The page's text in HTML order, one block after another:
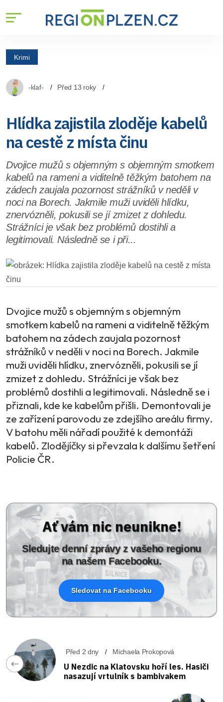
Krimi
-klaf- Před 13 roky
Hlídka zajistila zloděje kabelů
na cestě z místa činu
Dvojice mužů s objemným s objemným smotkem
kabelů na rameni a viditelně těžkým batohem na
zádech zaujala pozornost strážníků v neděli v
noci na Borech. Jakmile muži uviděli hlídku,
znervózněli, pokusili se jí zmizet z dohledu.
Strážníci je však bez problémů dostihli a
legitimovali. Následně se i při...
Dvojice mužů s objemným s objemným
smotkem kabelů na rameni a viditelně těžkým
batohem na zádech zaujala pozornost
strážníků v neděli v noci na Borech. Jakmile
muži uviděli hlídku, znervózněli, pokusili se jí
zmizet z dohledu. Strážníci je však bez
problémů dostihli a legitimovali. Následně se i
přiznali, kde ke kabelům přišli. Demontovali je
ze zařízení parovodu ze zdejšího areálu firmy.
V batohu měli nářadí použité k demontáži
kabelů. Zlodějíčky si převzala k dalšímu šetření
Policie ČR.
Ať vám nic neunikne!
Sledujte denní zprávy z vašeho regionu
na našem Facebooku.
Sledovat na Facebooku
Před 2 dny Michaela Prokopová
U Nezdic na Klatovsku hoří les. Hasiči
nasazují vrtulník s bambivakem